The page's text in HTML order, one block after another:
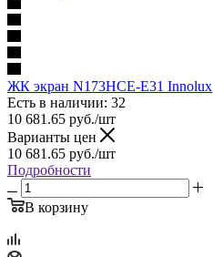
ЖК экран N173HCE-E31 Innolux
Есть в наличии: 32
10 681.65 руб./шт
Варианты цен
10 681.65 руб./шт
Подробности
В корзину